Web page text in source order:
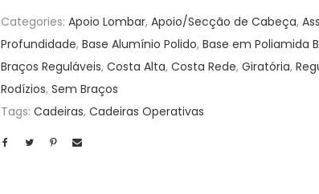
Categories: Apoio Lombar, Apoio/Secção de Cabeça,
Profundidade, Base Alumínio Polido, Base em Poliamida
Braços Reguláveis, Costa Alta, Costa Rede, Giratória,
Rodízios, Sem Braços
Tags: Cadeiras, Cadeiras Operativas